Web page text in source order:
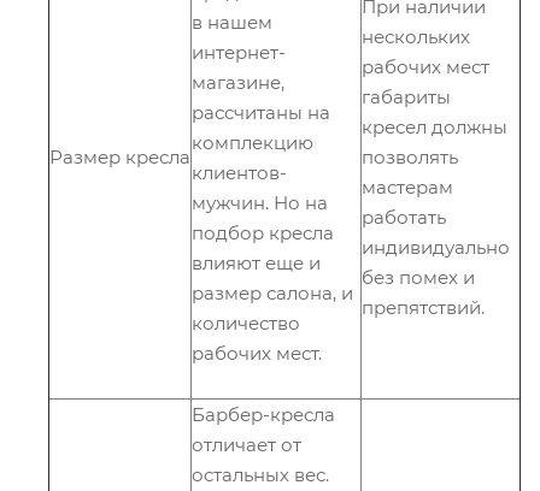
Размер кресла
в нашем
интернет-
магазине,
рассчитаны на
комплекцию
клиентов-
мужчин. Но на
подбор кресла
влияют еще и
размер салона, и
количество
рабочих мест.
При наличии
нескольких
рабочих мест
габариты
кресел должны
позволять
мастерам
работать
индивидуально
без помех и
препятствий.
Барбер-кресла
отличает от
остальных вес.